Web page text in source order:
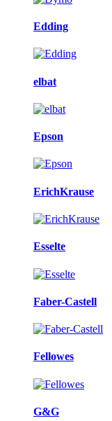
Edding
elbat
Epson
ErichKrause
Esselte
Faber-Castell
Fellowes
G&G